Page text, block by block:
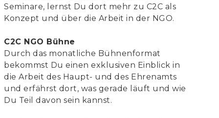
Seminare, lernst Du dort mehr zu C2C als
Konzept und über die Arbeit in der NGO.
C2C NGO Bühne
Durch das monatliche Bühnenformat
bekommst Du einen exklusiven Einblick in
die Arbeit des Haupt- und des Ehrenamts
und erfährst dort, was gerade läuft und wie
Du Teil davon sein kannst.